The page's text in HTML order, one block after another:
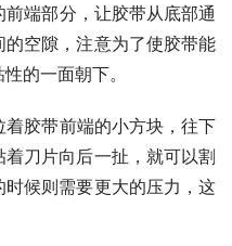
空隙，注意为了使胶带能
的一面朝下。
刀片向后一扯，就可以割
候则需要更大的压力，这